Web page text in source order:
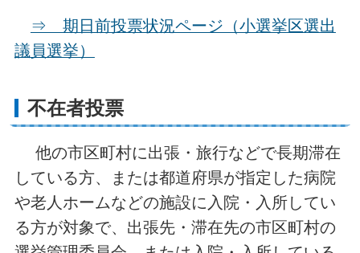
⇒ 期日前投票状況ページ（小選挙区選出
議員選挙）
不在者投票
他の市区町村に出張・旅行などで長期滞在
している方、または都道府県が指定した病院
や老人ホームなどの施設に入院・入所してい
る方が対象で、出張先・滞在先の市区町村の